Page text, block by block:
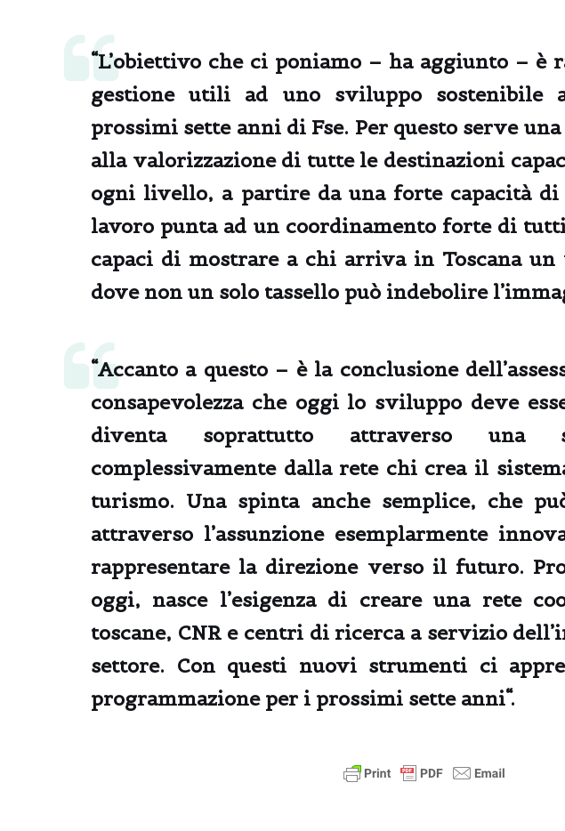
“L’obiettivo che ci poniamo – ha aggiunto – è
gestione utili ad uno sviluppo sostenibilea
prossimi sette anni di Fse. Per questo serve
alla valorizzazione di tutte le destinazioni
ogni livello, a partire da una forte capacità
lavoro punta ad un coordinamento forte di
capaci di mostrare a chi arriva in Toscana
dove non un solo tassello può indebolire
“Accanto a questo – è la conclusione
consapevolezza che oggi lo sviluppo deve
diventa soprattutto attraverso una
complessivamente dalla rete chi crea il
turismo. Una spinta anche semplice, che
attraverso l’assunzione esemplarmente
rappresentare la direzione verso il futuro.
oggi, nasce l’esigenza di creare una rete
toscane, CNR e centri di ricerca a servizio
settore. Con questi nuovi strumenti ci
programmazione per i prossimi sette anni“.